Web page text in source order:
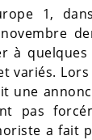
1,
à
variés.
une
pas
a fait